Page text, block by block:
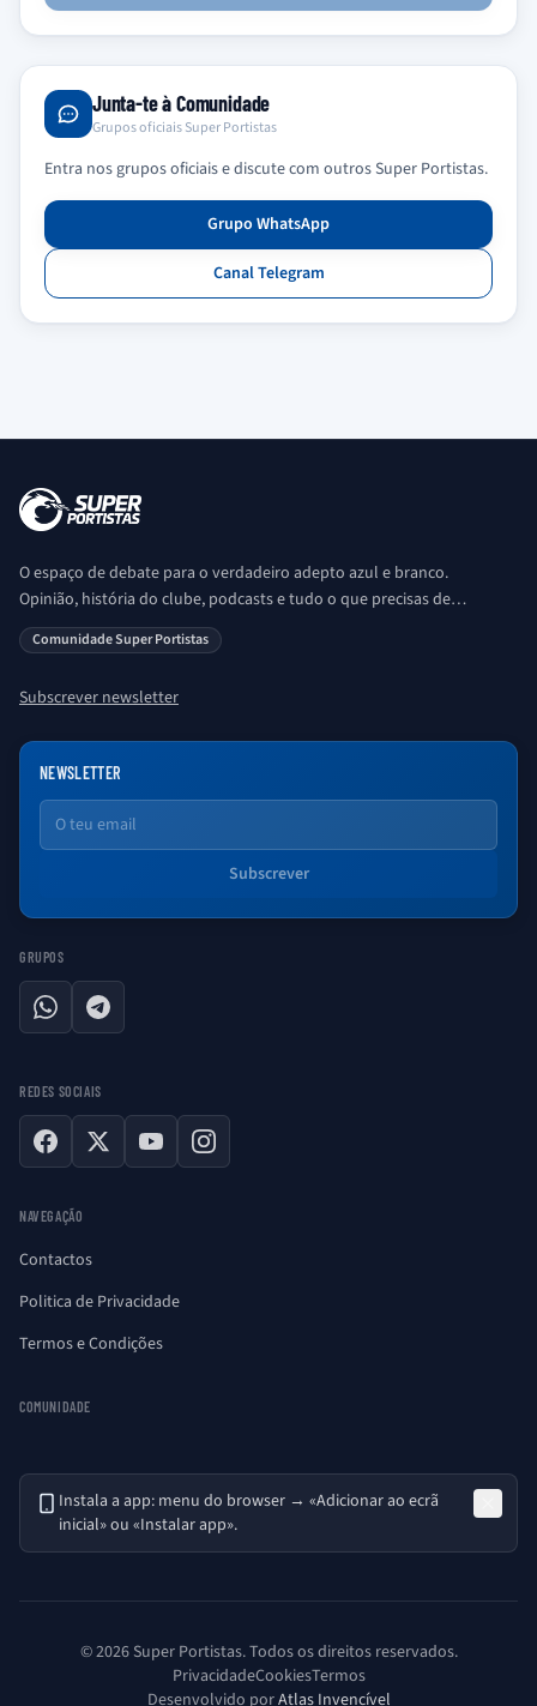
Junta-te à Comunidade
Grupos oficiais Super Portistas
Entra nos grupos oficiais e discute com outros Super Portistas.
Grupo WhatsApp
Canal Telegram
O espaço de debate para o verdadeiro adepto azul e branco.
Opinião, história do clube, podcasts e tudo o que precisas de
saber sobre o universo Porto. Ser Porto é aqui!
Comunidade Super Portistas
Subscrever newsletter
NEWSLETTER
Email
Subscrever
GRUPOS
WhatsAppTelegram
REDES SOCIAIS
Facebook
X YouTubeInstagram
NAVEGAÇÃO
Contactos
Politica de Privacidade
Termos e Condições
COMUNIDADE
Instala a app: menu do browser → «Adicionar ao ecrã
inicial» ou «Instalar app».
© 2026 Super Portistas. Todos os direitos reservados.
PrivacidadeCookiesTermos
Desenvolvido porAtlas Invencível